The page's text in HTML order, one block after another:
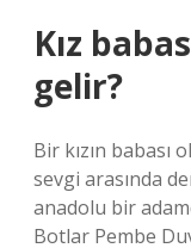
Kız
gelir?
Bir kızın babası
sevgi arasında
anadolu bir
Botlar Pembe